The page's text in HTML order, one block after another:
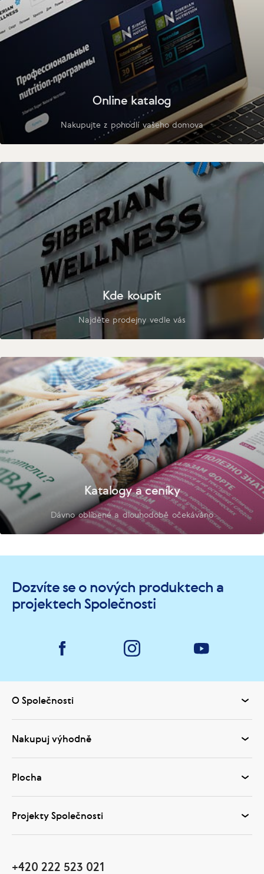
Online katalog
Nakupujte z pohodlí vašeho domova
Kde koupit
Najděte prodejny vedle vás
Katalogy a ceníky
Dávno oblíbené a dlouhodobě očekáváno
Dozvíte se o nových produktech a
projektech Společnosti
O Společnosti
Nakupuj výhodně
Plocha
Projekty Společnosti
+420 222 523 021